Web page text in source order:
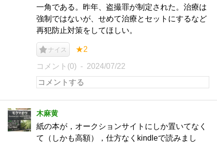
一角である。昨年、盗撮罪が制定された。治療は
強制ではないが、せめて治療とセットにするなど
再犯防止対策をしてほしい。
ナイス ★2
コメント(0) 2024/07/22
木麻黄
紙の本が，オークションサイトにしか置いてなく
て（しかも高額），仕方なくkindleで読みまし